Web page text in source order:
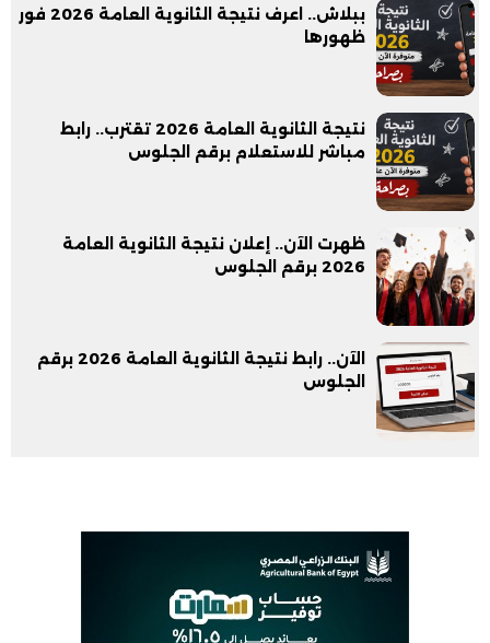
ببلاش.. اعرف نتيجة الثانوية العامة 2026 فور
ظهورها
نتيجة الثانوية العامة 2026 تقترب.. رابط
مباشر للاستعلام برقم الجلوس
ظهرت الآن.. إعلان نتيجة الثانوية العامة
2026 برقم الجلوس
الآن.. رابط نتيجة الثانوية العامة 2026 برقم
الجلوس